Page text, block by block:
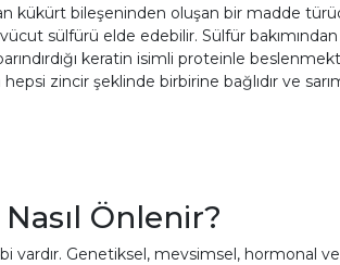
kükürt bileşeninden oluşan bir madde
sülfürü elde edebilir. Sülfür
keratin isimli proteinle
zincir şeklinde birbirine bağlıdır ve
Önlenir?
Genetiksel, mevsimsel, hormonal ve